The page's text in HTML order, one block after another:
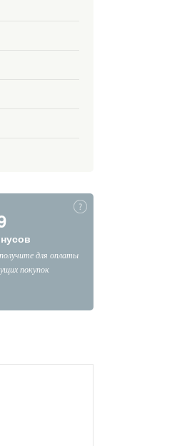
для оплаты
покупок